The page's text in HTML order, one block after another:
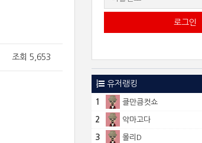
유저랭킹
1 클만큼컷쇼
2 악마고다
3 몰리D
조회 5,653